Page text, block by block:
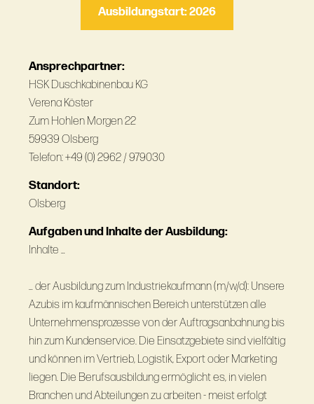
Ausbildungstart: 2026
Ansprechpartner:
HSK Duschkabinenbau KG
Verena Köster
Zum Hohlen Morgen 22
59939 Olsberg
Telefon: +49 (0) 2962 / 979030
Standort:
Olsberg
Aufgaben und Inhalte der Ausbildung:
Inhalte …
… der Ausbildung zum Industriekaufmann (m/w/d): Unsere
Azubis im kaufmännischen Bereich unterstützen alle
Unternehmensprozesse von der Auftragsanbahnung bis
hin zum Kundenservice. Die Einsatzgebiete sind vielfältig
und können im Vertrieb, Logistik, Export oder Marketing
liegen. Die Berufsausbildung ermöglicht es, in vielen
Branchen und Abteilungen zu arbeiten - meist erfolgt